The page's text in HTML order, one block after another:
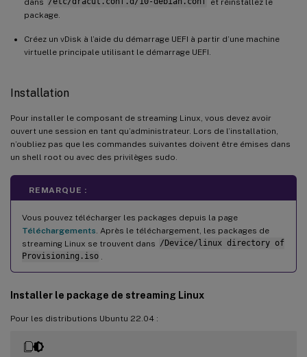
package.
Créez un vDisk à l’aide du démarrage UEFI à partir d’une machine
virtuelle principale utilisant le démarrage UEFI.
Installation
Pour installer le composant de streaming Linux, vous devez avoir
ouvert une session en tant qu’administrateur. Lors de l’installation,
n’oubliez pas que les commandes suivantes doivent être émises dans
un shell root ou avec des privilèges sudo.
REMARQUE :
Vous pouvez télécharger les packages depuis la page
Téléchargements . Après le téléchargement, les packages de
streaming Linux se trouvent dans /Device/linux directory of
Provisioning.iso
Installer le package de streaming Linux
Pour les distributions Ubuntu 22.04 :